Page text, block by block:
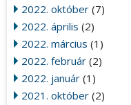
2022. október (7)
2022. április (2)
2022. március (1)
2022. február (2)
2022. január (1)
2021. október (2)